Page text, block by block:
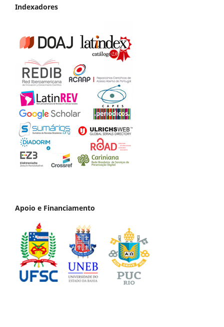
Indexadores
Apoio e Financiamento